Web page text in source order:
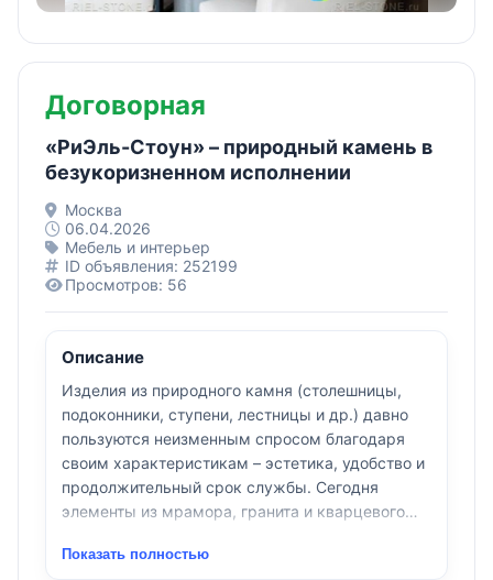
Договорная
«РиЭль-Стоун» – природный камень в
безукоризненном исполнении
Москва
06.04.2026
Мебель и интерьер
ID объявления: 252199
Просмотров: 56
Описание
Изделия из природного камня (столешницы,
подоконники, ступени, лестницы и др.) давно
пользуются неизменным спросом благодаря
своим характеристикам – эстетика, удобство и
продолжительный срок службы. Сегодня
элементы из мрамора, гранита и кварцевого
административных зданиях и учреждениях
Показать полностью